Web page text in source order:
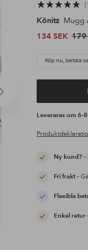
Nästa
Könitz Mugg
134 SEK 179
Köp nu, betala
Levereras om 6-
Ny kund?–
Fri frakt–
Flexibla
Enkel retur